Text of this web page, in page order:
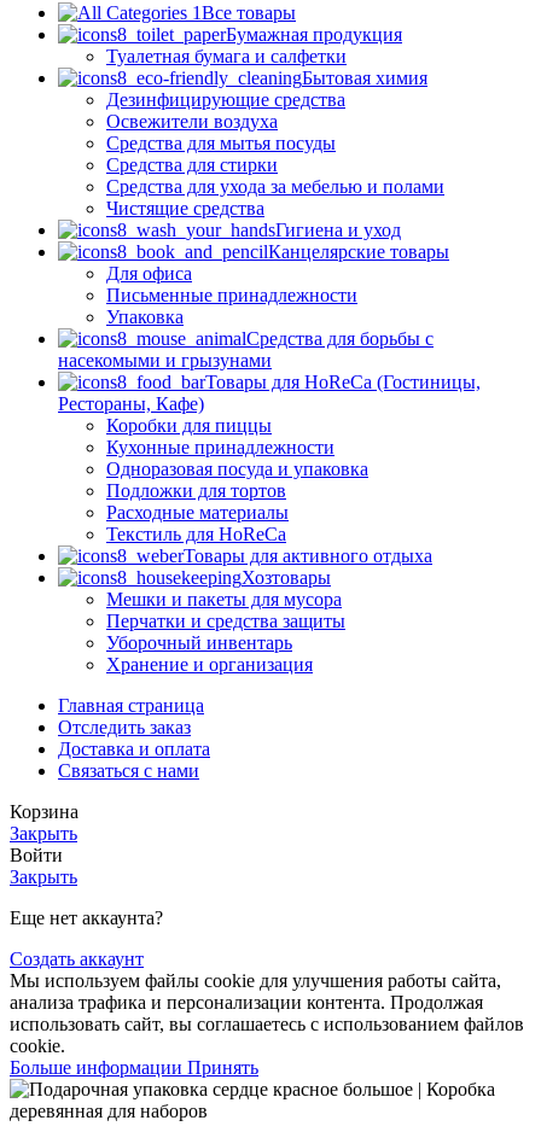
Все товары
Бумажная продукция
Туалетная бумага и салфетки
Бытовая химия
Дезинфицирующие средства
Освежители воздуха
Средства для мытья посуды
Средства для стирки
Средства для ухода за мебелью и полами
Чистящие средства
Гигиена и уход
Канцелярские товары
Для офиса
Письменные принадлежности
Упаковка
Средства для борьбы с
насекомыми и грызунами
Товары для HoReCa (Гостиницы,
Рестораны, Кафе)
Коробки для пиццы
Кухонные принадлежности
Одноразовая посуда и упаковка
Подложки для тортов
Расходные материалы
Текстиль для HoReCa
Товары для активного отдыха
Хозтовары
Мешки и пакеты для мусора
Перчатки и средства защиты
Уборочный инвентарь
Хранение и организация
Главная страница
Отследить заказ
Доставка и оплата
Связаться с нами
Корзина
Закрыть
Войти
Закрыть
Еще нет аккаунта?
Создать аккаунт
Мы используем файлы cookie для улучшения работы сайта,
анализа трафика и персонализации контента. Продолжая
использовать сайт, вы соглашаетесь с использованием файлов
cookie.
Больше информации Принять